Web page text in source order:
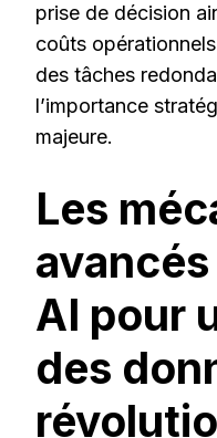
prise de décision
coûts
des tâches
l’importance
majeure.
Les
AI pour
des